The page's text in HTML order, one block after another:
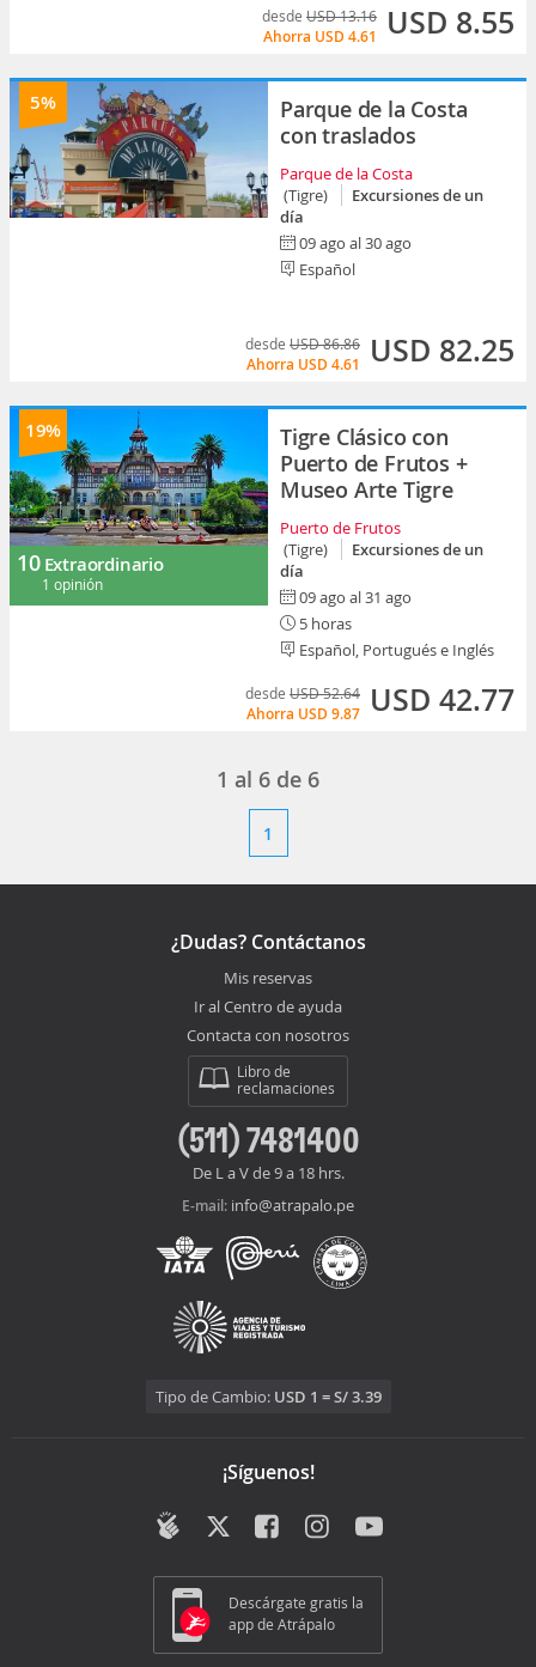
desde USD 13.16
Ahorra USD 4.61 USD 8.55
5%
Parque de la Costa
con traslados
Parque de la Costa
(Tigre)
Excursiones de un
día
09 ago al 30 ago
Español
desde USD 86.86
Ahorra USD 4.61 USD 82.25
19%
10 Extraordinario
1 opinión
Tigre Clásico con
Puerto de Frutos +
Museo Arte Tigre
Puerto de Frutos
(Tigre)
Excursiones de un
día
09 ago al 31 ago
5 horas
Español, Portugués e Inglés
desde USD 52.64
Ahorra USD 9.87 USD 42.77
1 al 6 de 6
1
¿Dudas? Contáctanos
Mis reservas
Ir al Centro de ayuda
Contacta con nosotros
Libro de
reclamaciones
(511) 7481400
De L a V de 9 a 18 hrs.
E-mail: info@atrapalo.pe
Tipo de Cambio: USD 1 = S/ 3.39
¡Síguenos!
Descárgate gratis la
app de Atrápalo